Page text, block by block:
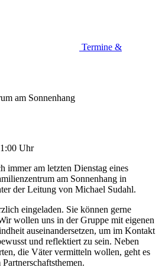
Termine &
am Sonnenhang
Uhr
immer am letzten Dienstag eines
am Sonnenhang in
der Leitung von Michael Sudahl.
eingeladen. Sie können gerne
wollen uns in der Gruppe mit eigenen
auseinandersetzen, um im Kontakt
und reflektiert zu sein. Neben
die Väter vermitteln wollen, geht es